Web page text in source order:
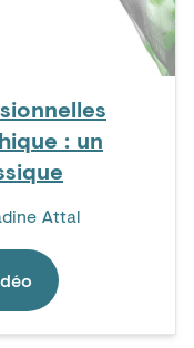
: un
Attal